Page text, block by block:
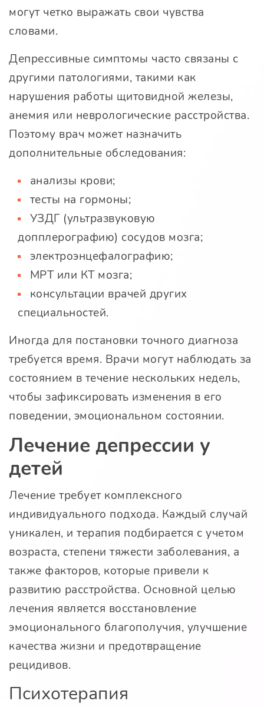
могут четко выражать свои чувства
словами.
Депрессивные симптомы часто связаны с
другими патологиями, такими как
нарушения работы щитовидной железы,
анемия или неврологические расстройства.
Поэтому врач может назначить
дополнительные обследования:
анализы крови;
тесты на гормоны;
УЗДГ (ультразвуковую
допплерографию) сосудов мозга;
электроэнцефалографию;
МРТ или КТ мозга;
консультации врачей других
специальностей.
Иногда для постановки точного диагноза
требуется время. Врачи могут наблюдать за
состоянием в течение нескольких недель,
чтобы зафиксировать изменения в его
поведении, эмоциональном состоянии.
Лечение депрессии у
детей
Лечение требует комплексного
индивидуального подхода. Каждый случай
уникален, и терапия подбирается с учетом
возраста, степени тяжести заболевания, а
также факторов, которые привели к
развитию расстройства. Основной целью
лечения является восстановление
эмоционального благополучия, улучшение
качества жизни и предотвращение
рецидивов.
Психотерапия